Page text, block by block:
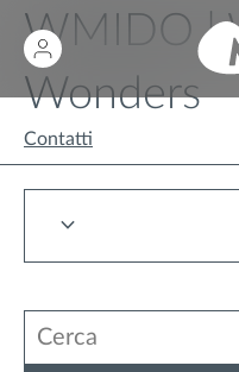
WMIDO |
Wonders
Contatti